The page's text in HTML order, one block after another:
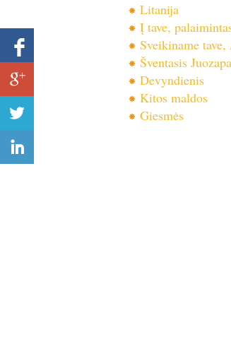
Litanija
Į tave,
Sveikiname
Šventasis
Devyndienis
Kitos maldos
Giesmės